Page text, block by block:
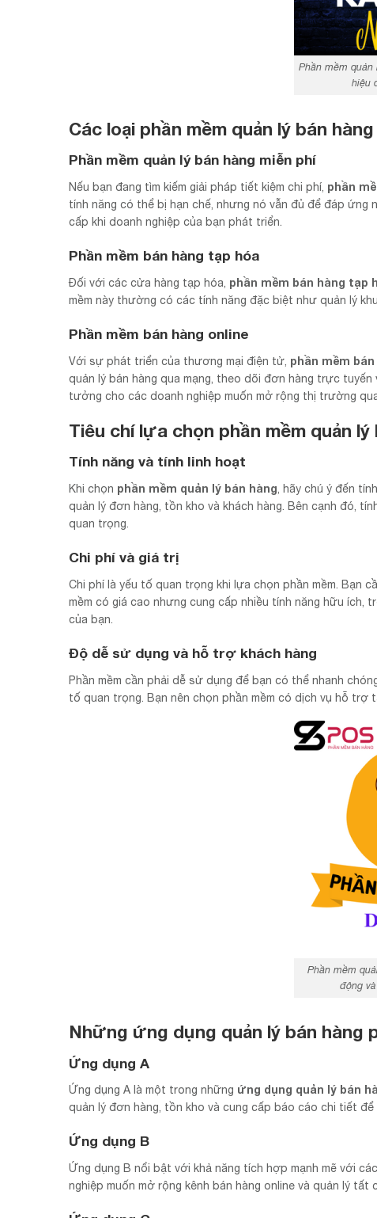
Phần mềm quản
hiệu
Các loại phần mềm quản lý bán hàng
Phần mềm quản lý bán hàng miễn phí
Nếu bạn đang tìm kiếm giải pháp tiết kiệm chi phí, phần
tính năng có thể bị hạn chế, nhưng nó vẫn đủ để đáp ứng
cấp khi doanh nghiệp của bạn phát triển.
Phần mềm bán hàng tạp hóa
Đối với các cửa hàng tạp hóa, phần mềm bán hàng tạp
mềm này thường có các tính năng đặc biệt như quản lý
Phần mềm bán hàng online
Với sự phát triển của thương mại điện tử, phần mềm
quản lý bán hàng qua mạng, theo dõi đơn hàng trực
tưởng cho các doanh nghiệp muốn mở rộng thị trường
Tiêu chí lựa chọn phần mềm quản lý
Tính năng và tính linh hoạt
Khi chọn phần mềm quản lý bán hàng, hãy chú ý đến
quản lý đơn hàng, tồn kho và khách hàng. Bên cạnh đó,
quan trọng.
Chi phí và giá trị
Chi phí là yếu tố quan trọng khi lựa chọn phần mềm. Bạn
mềm có giá cao nhưng cung cấp nhiều tính năng hữu ích,
của bạn.
Độ dễ sử dụng và hỗ trợ khách hàng
Phần mềm cần phải dễ sử dụng để bạn có thể nhanh
tố quan trọng. Bạn nên chọn phần mềm có dịch vụ hỗ trợ
Phần mềm
động
Những ứng dụng quản lý bán hàng
Ứng dụng A
Ứng dụng A là một trong những ứng dụng quản lý bán
quản lý đơn hàng, tồn kho và cung cấp báo cáo chi tiết
Ứng dụng B
Ứng dụng B nổi bật với khả năng tích hợp mạnh mẽ với
nghiệp muốn mở rộng kênh bán hàng online và quản lý